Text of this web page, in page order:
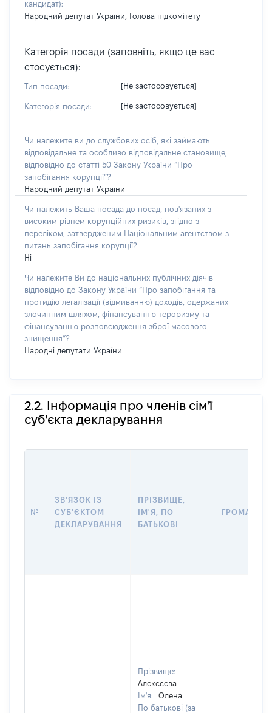
кандидат):
Народний депутат України, Голова підкомітету
Категорія посади (заповніть, якщо це вас
стосується):
Тип посади: [Не застосовується]
Категорія посади: [Не застосовується]
Чи належите ви до службових осіб, які займають
відповідальне та особливо відповідальне становище,
відповідно до статті 50 Закону України “Про
запобігання корупції”?
Народний депутат України
Чи належить Ваша посада до посад, пов'язаних з
високим рівнем корупційних ризиків, згідно з
переліком, затвердженим Національним агентством з
питань запобігання корупції?
Ні
Чи належите Ви до національних публічних діячів
відповідно до Закону України “Про запобігання та
протидію легалізації (відмиванню) доходів, одержаних
злочинним шляхом, фінансуванню тероризму та
фінансуванню розповсюдження зброї масового
знищення”?
Народні депутати України
2.2. Інформація про членів сім'ї
суб'єкта декларування
№
ЗВ'ЯЗОК ІЗ
СУБ'ЄКТОМ
ДЕКЛАРУВАННЯ
ПРІЗВИЩЕ,
ІМ'Я, ПО
БАТЬКОВІ
Прізвище:
Алєксєєва
Ім'я:
Олена
По батькові (за